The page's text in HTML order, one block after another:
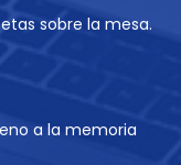
sobre la mesa.
a la memoria